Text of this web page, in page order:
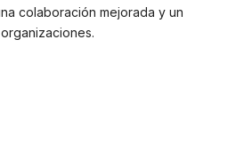
colaboración mejorada y un